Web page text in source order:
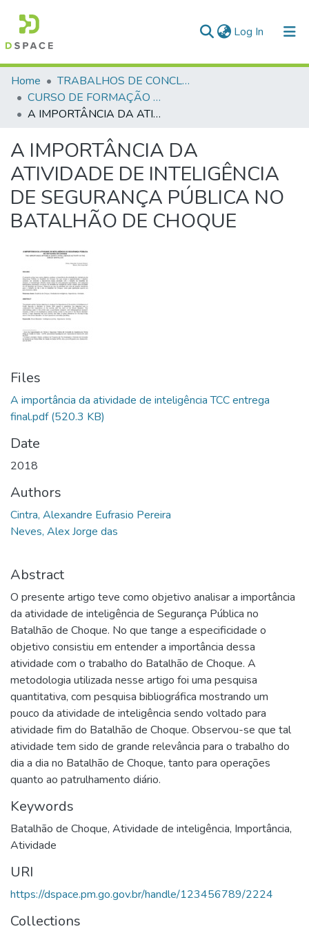
Log In (current)
Communities & Collections
All of DSpace
Home
TRABALHOS DE CONCLUSÃO DE CURSO - CFP (CURSO DE FORMAÇÃO DE PRAÇAS)
CURSO DE FORMAÇÃO DE PRAÇAS - CFP - 2018
A IMPORTÂNCIA DA ATIVIDADE DE INTELIGÊNCIA DE SEGURANÇA PÚBLICA NO BATALHÃO DE CHOQUE
A IMPORTÂNCIA DA
ATIVIDADE DE INTELIGÊNCIA
DE SEGURANÇA PÚBLICA NO
BATALHÃO DE CHOQUE
Files
A importância da atividade de inteligência TCC entrega
final.pdf(520.3 KB)
Date
2018
Authors
Cintra, Alexandre Eufrasio Pereira
Neves, Alex Jorge das
Abstract
O presente artigo teve como objetivo analisar a importância
da atividade de inteligência de Segurança Pública no
Batalhão de Choque. No que tange a especificidade o
objetivo consistiu em entender a importância dessa
atividade com o trabalho do Batalhão de Choque. A
metodologia utilizada nesse artigo foi uma pesquisa
quantitativa, com pesquisa bibliográfica mostrando um
pouco da atividade de inteligência sendo voltado para
atividade fim do Batalhão de Choque. Observou-se que tal
atividade tem sido de grande relevância para o trabalho do
dia a dia no Batalhão de Choque, tanto para operações
quanto ao patrulhamento diário.
Keywords
Batalhão de Choque, Atividade de inteligência, Importância,
Atividade
URI
https://dspace.pm.go.gov.br/handle/123456789/2224
Collections